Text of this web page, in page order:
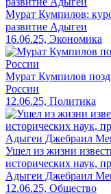
Мурат Кумпилов:
развитие Адыгеи
16.06.25, Экономика
Мурат Кумпилов
России
12.06.25, Политика
Ушел из жизни
исторических наук,
Адыгеи Джебраил
12.06.25, Общество